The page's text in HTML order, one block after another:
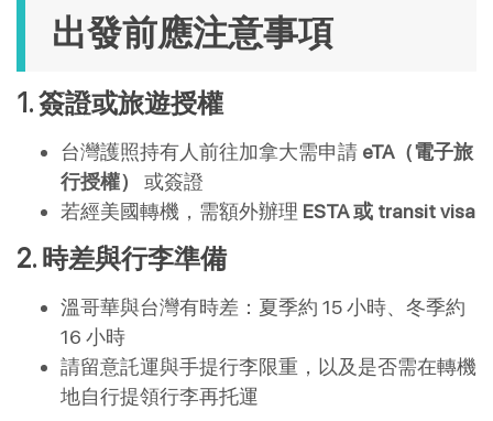
出發前應注意事項
1. 簽證或旅遊授權
台灣護照持有人前往加拿大需申請 eTA（電子旅
行授權）
或簽證
若經美國轉機，需額外辦理 ESTA 或 transit visa
2. 時差與行李準備
溫哥華與台灣有時差：夏季約 15 小時、冬季約
16 小時
請留意託運與手提行李限重，以及是否需在轉機
地自行提領行李再托運